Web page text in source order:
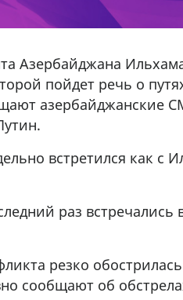
Азербайджана
пойдет речь о
азербайджанские
встретился как с
раз встречались
резко
сообщают об